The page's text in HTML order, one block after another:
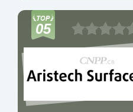
05